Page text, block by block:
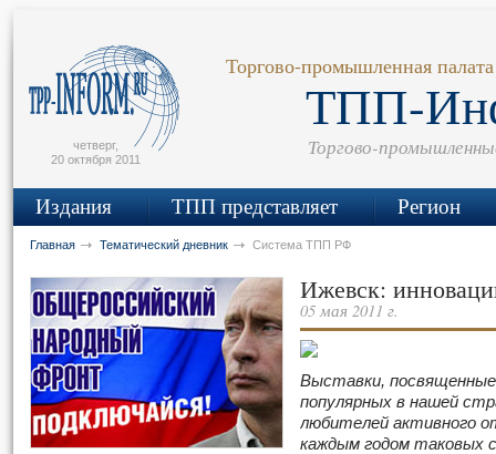
четверг,
20 октября 2011
Торгово-промышленная
ТПП-
Торгово-
Издания ТПП представляет Регион
Главная Тематический дневник Система ТПП РФ
Ижевск:
05 мая 2011 г.
Выставки,
популярных в нашей
любителей активного
каждым годом таковых